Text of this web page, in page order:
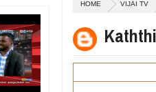
Mar
ஸ்ரீலங்கா ராணுவத்திடம் கையளிக்கப்பட்ட
Mar 2019
மக்கள் போராட்டம் ஜெனீவாவிலிருந்து
HOME VIJAI TV